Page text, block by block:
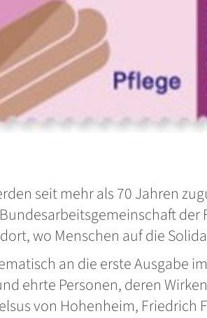
seit mehr als 70 Jahren
wo Menschen auf die
an die erste Ausgabe
ehrte Personen, deren
von Hohenheim, Friedrich